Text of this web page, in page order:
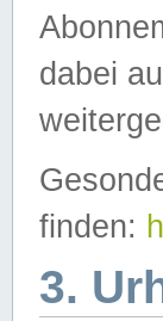
dabei
finden:
3.